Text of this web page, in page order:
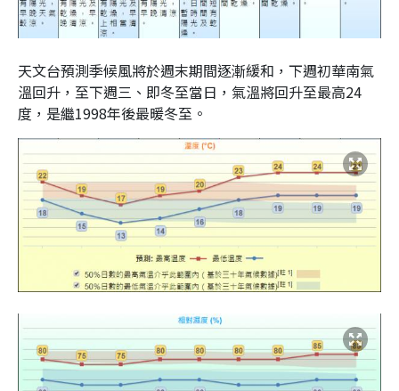
天文台預測季候風將於週末期間逐漸緩和，下週初華南氣
溫回升，至下週三、即冬至當日，氣溫將回升至最高24
度，是繼1998年後最暖冬至。